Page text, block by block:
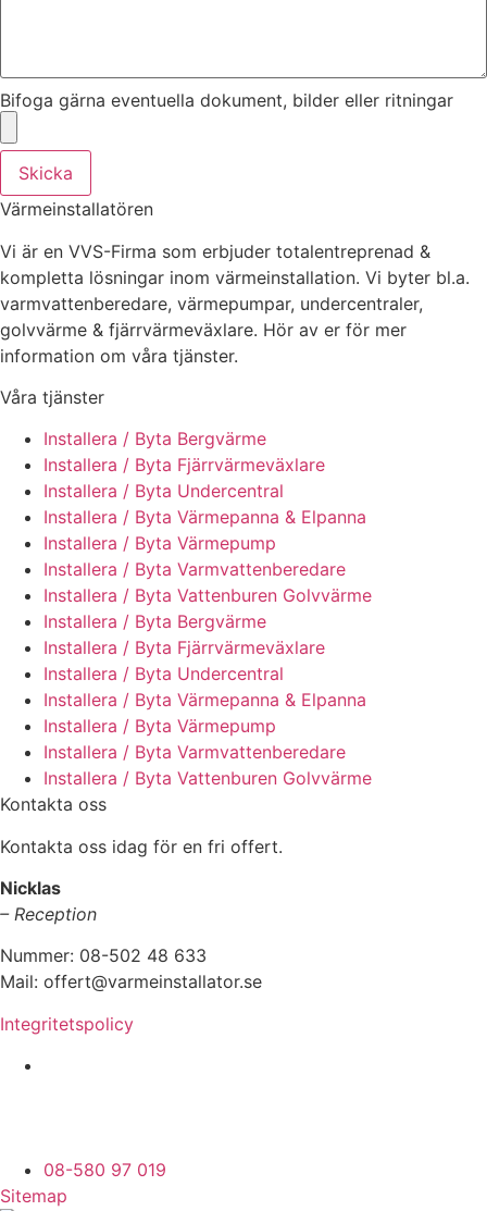
Bifoga gärna eventuella dokument, bilder eller ritningar
Skicka
Värmeinstallatören
Vi är en VVS-Firma som erbjuder totalentreprenad &
kompletta lösningar inom värmeinstallation. Vi byter bl.a.
varmvattenberedare, värmepumpar, undercentraler,
golvvärme & fjärrvärmeväxlare. Hör av er för mer
information om våra tjänster.
Våra tjänster
Installera / Byta Bergvärme
Installera / Byta Fjärrvärmeväxlare
Installera / Byta Undercentral
Installera / Byta Värmepanna & Elpanna
Installera / Byta Värmepump
Installera / Byta Varmvattenberedare
Installera / Byta Vattenburen Golvvärme
Installera / Byta Bergvärme
Installera / Byta Fjärrvärmeväxlare
Installera / Byta Undercentral
Installera / Byta Värmepanna & Elpanna
Installera / Byta Värmepump
Installera / Byta Varmvattenberedare
Installera / Byta Vattenburen Golvvärme
Kontakta oss
Kontakta oss idag för en fri offert.
Nicklas
– Reception
Nummer: 08-502 48 633
Mail: offert@varmeinstallator.se
Integritetspolicy
08-580 97 019
Sitemap